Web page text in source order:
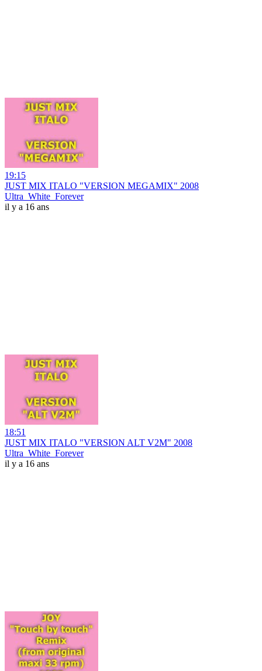
19:15
JUST MIX ITALO "VERSION MEGAMIX" 2008
Ultra_White_Forever
il y a 16 ans
18:51
JUST MIX ITALO "VERSION ALT V2M" 2008
Ultra_White_Forever
il y a 16 ans